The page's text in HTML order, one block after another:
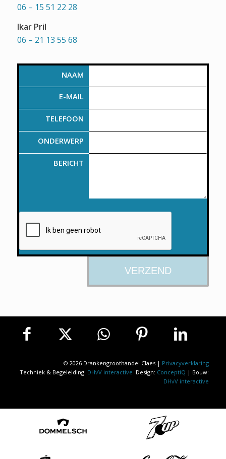
06 – 15 51 22 28
Ikar Pril
06 – 21 13 55 68
NAAM
E-MAIL
TELEFOON
ONDERWERP
BERICHT
© 2026 Drankengroothandel Claes | Privacyverklaring
Techniek & Begeleiding: DHvV interactive Design: ConceptiQ | Bouw:
DHvV interactive